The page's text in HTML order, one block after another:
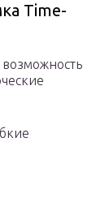
Time-
возможность